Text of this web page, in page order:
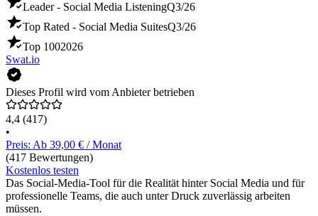
Leader - Social Media ListeningQ3/26
Top Rated - Social Media SuitesQ3/26
Top 1002026
Swat.io
Dieses Profil wird vom Anbieter betrieben
4,4 (417)
•
Preis: Ab 39,00 € / Monat
(417 Bewertungen)
Kostenlos testen
Das Social-Media-Tool für die Realität hinter Social Media und für
professionelle Teams, die auch unter Druck zuverlässig arbeiten
müssen.